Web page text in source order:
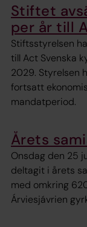
Stiftet
per år till
Stiftsstyrelsen
till Act Svenska
2029. Styrelsen
fortsatt
mandatperiod.
Årets
Onsdag den 25
deltagit i årets
med omkring
Árviesjávrien